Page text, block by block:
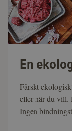
En
Färskt
eller när du vill.
Ingen